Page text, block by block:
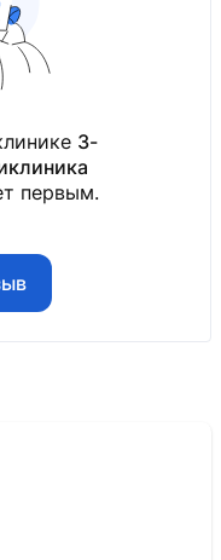
3-
первым.